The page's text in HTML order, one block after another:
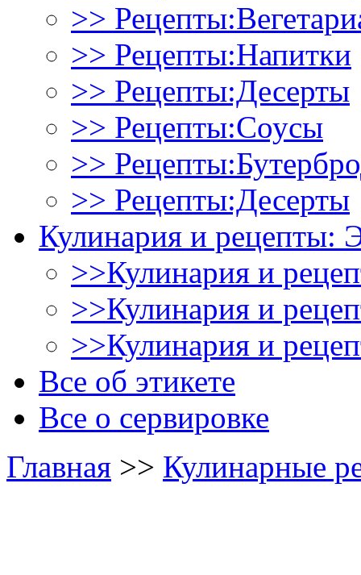
>>
>> Рецепты:Напитки
>> Рецепты:Десерты
>> Рецепты:Соусы
>>
>> Рецепты:Десерты
Кулинария и рецепты:
>>Кулинария и
>>Кулинария и
>>Кулинария и
Все об этикете
Все о сервировке
Главная >> Кулинарные